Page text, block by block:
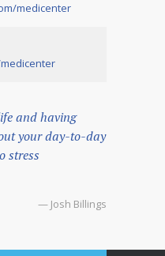
medicenter
and having
your day-to-day
stress
— Josh Billings